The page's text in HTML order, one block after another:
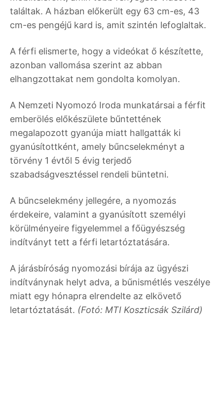
találtak. A házban előkerült egy 63 cm-es, 43
cm-es pengéjű kard is, amit szintén lefoglaltak.
A férfi elismerte, hogy a videókat ő készítette,
azonban vallomása szerint az abban
elhangzottakat nem gondolta komolyan.
A Nemzeti Nyomozó Iroda munkatársai a férfit
emberölés előkészülete bűntettének
megalapozott gyanúja miatt hallgatták ki
gyanúsítottként, amely bűncselekményt a
törvény 1 évtől 5 évig terjedő
szabadságvesztéssel rendeli büntetni.
A bűncselekmény jellegére, a nyomozás
érdekeire, valamint a gyanúsított személyi
körülményeire figyelemmel a főügyészség
indítványt tett a férfi letartóztatására.
A járásbíróság nyomozási bírája az ügyészi
indítványnak helyt adva, a bűnismétlés veszélye
miatt egy hónapra elrendelte az elkövető
letartóztatását. (Fotó: MTI Koszticsák Szilárd)